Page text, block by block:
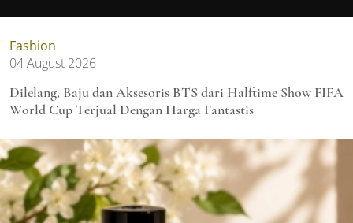
Fashion
04 August 2026
Dilelang, Baju dan Aksesoris BTS dari Halftime Show FIFA
World Cup Terjual Dengan Harga Fantastis